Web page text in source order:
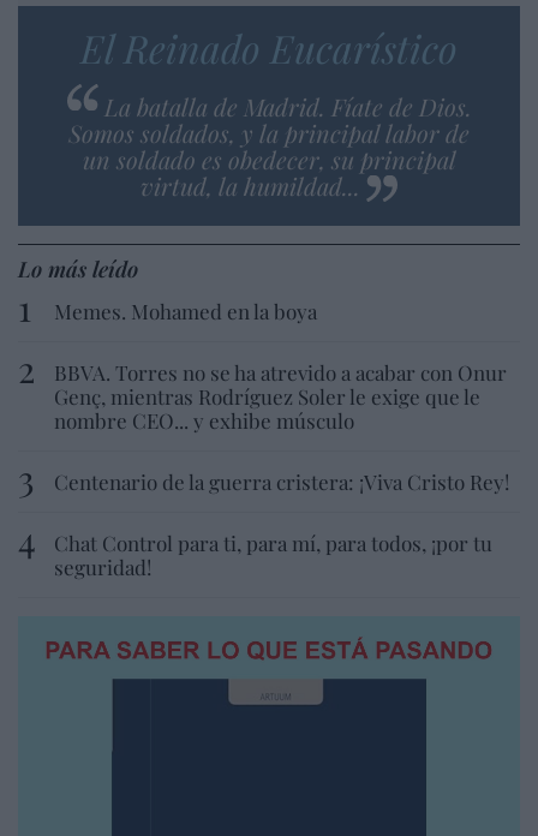
El Reinado Eucarístico
La batalla de Madrid. Fíate de Dios.
Somos soldados, y la principal labor de
un soldado es obedecer, su principal
virtud, la humildad...
Lo más leído
Memes. Mohamed en la boya
BBVA. Torres no se ha atrevido a acabar con Onur
Genç, mientras Rodríguez Soler le exige que le
nombre CEO... y exhibe músculo
Centenario de la guerra cristera: ¡Viva Cristo Rey!
Chat Control para ti, para mí, para todos, ¡por tu
seguridad!